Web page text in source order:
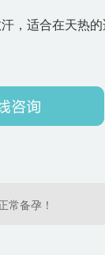
，适合在天热
常备孕！